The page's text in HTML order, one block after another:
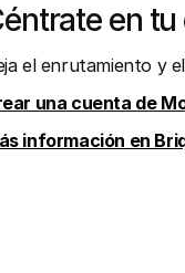
en
el enrutamiento y
una cuenta de
información en